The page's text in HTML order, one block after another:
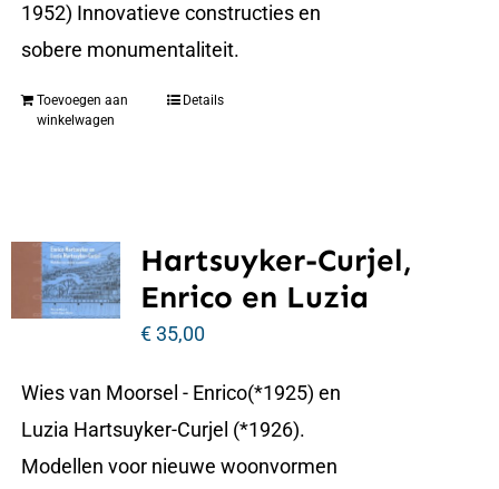
1952) Innovatieve constructies en
sobere monumentaliteit.
Toevoegen aan
winkelwagen
Details
Hartsuyker-Curjel,
Enrico en Luzia
€35,00
Wies van Moorsel - Enrico(*1925) en
Luzia Hartsuyker-Curjel (*1926).
Modellen voor nieuwe woonvormen